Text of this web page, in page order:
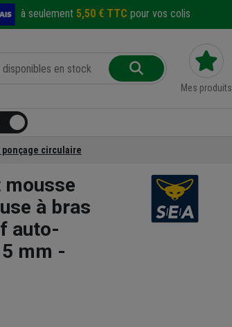
à seulement 5,50 € TTC pour vos colis
Mes produits
ponçage circulaire
à bras
auto-
mm -